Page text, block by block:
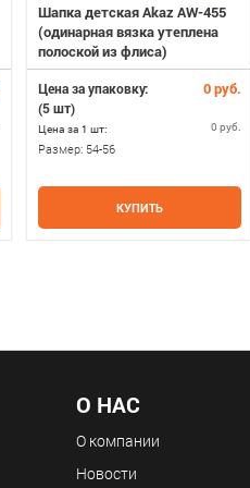
Шапка детская Akaz AW-455
(одинарная вязка утеплена
полоской из флиса)
Цена за упаковку: 0 руб.
(5 шт)
Цена за 1 шт: 0 руб.
Размер: 54-56
КУПИТЬ
О НАС
О компании
Новости